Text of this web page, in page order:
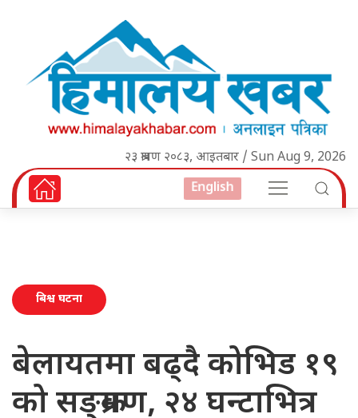
२३ श्रावण २०८३, आइतबार / Sun Aug 9, 2026
English
बिश्व घटना
बेलायतमा बढ्दै कोभिड १९
को सङ्क्रमण, २४ घन्टाभित्र